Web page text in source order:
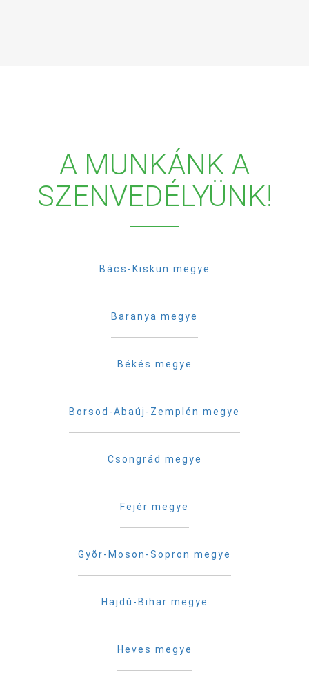
A MUNKÁNK A
SZENVEDÉLYÜNK!
Bács-Kiskun megye
Baranya megye
Békés megye
Borsod-Abaúj-Zemplén megye
Csongrád megye
Fejér megye
Gyõr-Moson-Sopron megye
Hajdú-Bihar megye
Heves megye